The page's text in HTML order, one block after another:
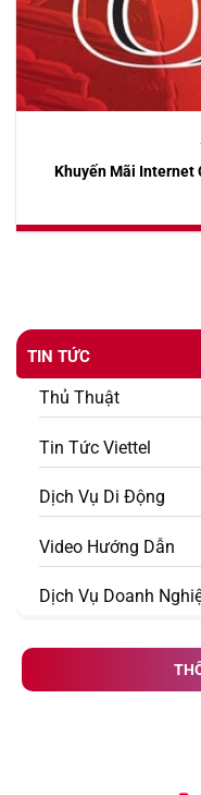
TIN TỨC
Thủ Thuật
Tin Tức Viettel
Dịch Vụ Di Động
Video Hướng Dẫn
Dịch Vụ Doanh
Khuyến Mãi Internet